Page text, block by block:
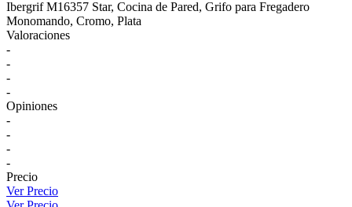
Ibergrif M16357 Star, Cocina de Pared, Grifo para Fregadero
Monomando, Cromo, Plata
Valoraciones
-
-
-
-
Opiniones
-
-
-
-
Precio
Ver Precio